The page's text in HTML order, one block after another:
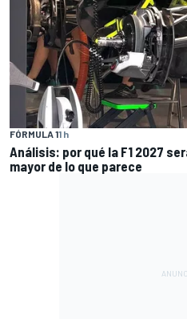
FÓRMULA 11 h
Análisis: por qué la F1 2027
mayor de lo que parece